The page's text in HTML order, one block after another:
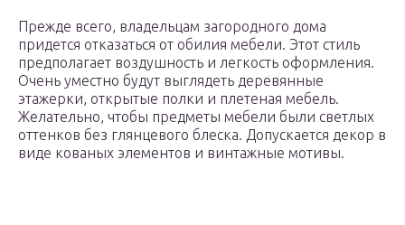
Прежде всего, владельцам загородного дома
придется отказаться от обилия мебели. Этот стиль
предполагает воздушность и легкость оформления.
Очень уместно будут выглядеть деревянные
этажерки, открытые полки и плетеная мебель.
Желательно, чтобы предметы мебели были светлых
оттенков без глянцевого блеска. Допускается декор в
виде кованых элементов и винтажные мотивы.